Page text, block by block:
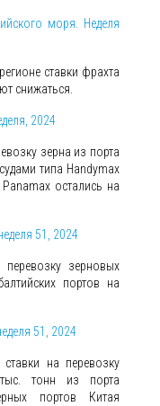
моря. Неделя
ставки фрахта
снижаться.
2024
зерна из порта
типа Handymax
остались на
51, 2024
зерновых
портов на
51, 2024
на перевозку
тонн из порта
портов Китая